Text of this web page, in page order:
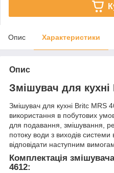
Опис Характеристики
Опис
Змішувач для кухні
Змішувач для кухні Britc MRS
використання в побутових
для подавання, змішування,
потоку води з виходів
відповідати наступним
Комплектація
4612: